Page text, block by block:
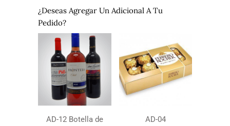
¿Deseas Agregar Un Adicional A Tu
Pedido?
AD-12 Botella de
AD-04